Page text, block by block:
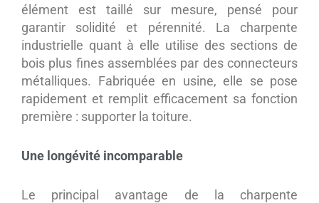
élément est taillé sur mesure, pensé pour
garantir solidité et pérennité. La charpente
industrielle quant à elle utilise des sections de
bois plus fines assemblées par des connecteurs
métalliques. Fabriquée en usine, elle se pose
rapidement et remplit efficacement sa fonction
première : supporter la toiture.
Une longévité incomparable
Le principal avantage de la charpente